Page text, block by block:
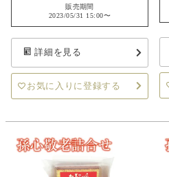
販売期間
2023/05/31 15:00〜
詳細を見る
お気に入りに登録する